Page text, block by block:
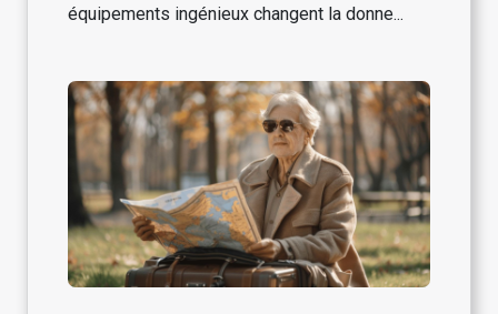
équipements ingénieux changent la donne...